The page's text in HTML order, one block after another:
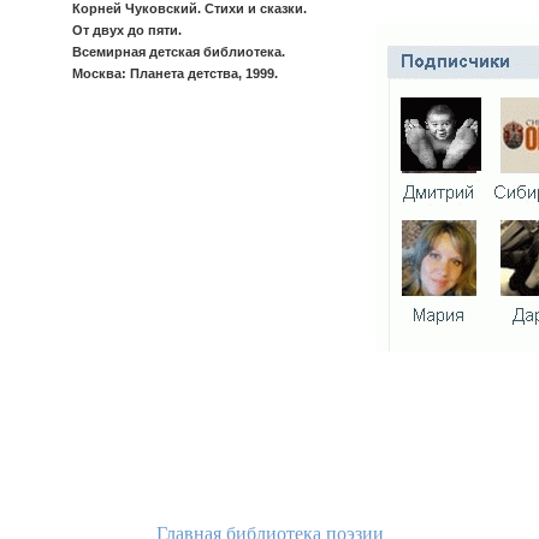
Корней Чуковский. Стихи и сказки.
От двух до пяти.
Всемирная детская библиотека.
Москва: Планета детства, 1999.
Главная библиотека поэзии